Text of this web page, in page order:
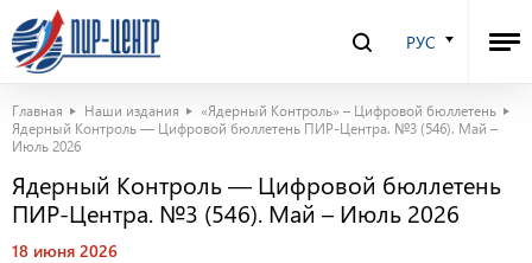
РУС
Главная Наши издания
«Ядерный Контроль» – Цифровой бюллетень
Ядерный Контроль — Цифровой бюллетень ПИР-Центра. №3 (546). Май –
Июль 2026
Ядерный Контроль — Цифровой бюллетень
ПИР-Центра. №3 (546). Май – Июль 2026
18 июня 2026